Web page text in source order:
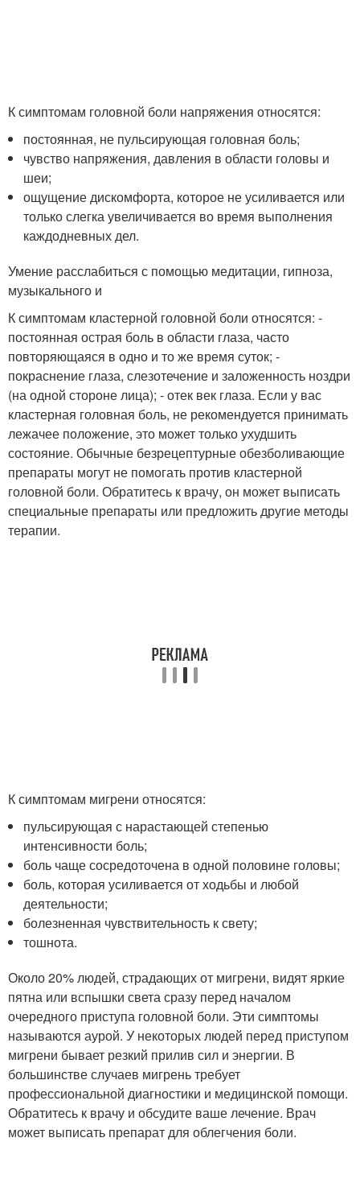
К симптомам головной боли напряжения относятся:
постоянная, не пульсирующая головная боль;
чувство напряжения, давления в области головы и
шеи;
ощущение дискомфорта, которое не усиливается или
только слегка увеличивается во время выполнения
каждодневных дел.
Умение расслабиться с помощью медитации, гипноза,
музыкального и
К симптомам кластерной головной боли относятся: -
постоянная острая боль в области глаза, часто
повторяющаяся в одно и то же время суток; -
покраснение глаза, слезотечение и заложенность ноздри
(на одной стороне лица); - отек век глаза. Если у вас
кластерная головная боль, не рекомендуется принимать
лежачее положение, это может только ухудшить
состояние. Обычные безрецептурные обезболивающие
препараты могут не помогать против кластерной
головной боли. Обратитесь к врачу, он может выписать
специальные препараты или предложить другие методы
терапии.
К симптомам мигрени относятся:
пульсирующая с нарастающей степенью
интенсивности боль;
боль чаще сосредоточена в одной половине головы;
боль, которая усиливается от ходьбы и любой
деятельности;
болезненная чувствительность к свету;
тошнота.
Около 20% людей, страдающих от мигрени, видят яркие
пятна или вспышки света сразу перед началом
очередного приступа головной боли. Эти симптомы
называются аурой. У некоторых людей перед приступом
мигрени бывает резкий прилив сил и энергии. В
большинстве случаев мигрень требует
профессиональной диагностики и медицинской помощи.
Обратитесь к врачу и обсудите ваше лечение. Врач
может выписать препарат для облегчения боли.